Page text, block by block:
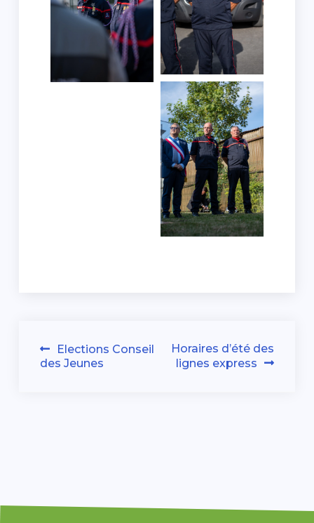
Navigation
de
Elections Conseil
des Jeunes
Horaires d’été des
lignes express